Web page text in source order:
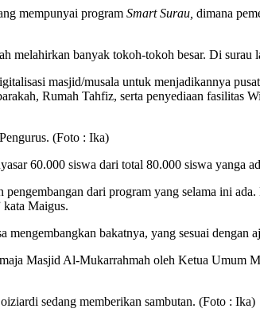
mempunyai program Smart Surau, dimana
melahirkan banyak tokoh-tokoh besar. Di surau
masjid/musala untuk menjadikannya
Rumah Tahfiz, serta penyediaan fasilitas
(Foto : Ika)
60.000 siswa dari total 80.000 siswa yanga
dari program yang selama ini
kata Maigus.
bakatnya, yang sesuai
Masjid Al-Mukarrahmah oleh Ketua Umum
sedang memberikan sambutan. (Foto : Ika)